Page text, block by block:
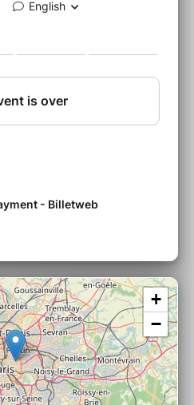
claquent et s’assument,
un lien indéfectible à l
vocale affolante et une
monde à l’autre, comme
personnalité qui
et de pop, comme si on
timbres ; tout ici est
à ces fascinantes
subtiles "distorsions » du
elles magnifient
comme pour mieux
rêves. Ici et là se cachent
soupirs et bruits
près de la mécanique et
+
−